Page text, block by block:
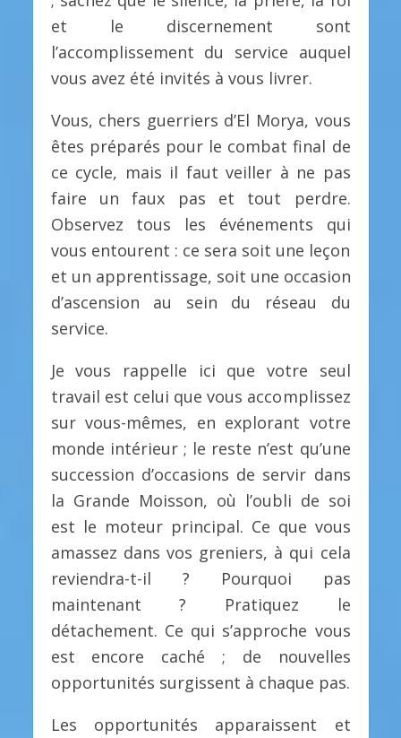
et le discernement sont
l’accomplissement du service auquel
vous avez été invités à vous livrer.
Vous, chers guerriers d’El Morya, vous
êtes préparés pour le combat final de
ce cycle, mais il faut veiller à ne pas
faire un faux pas et tout perdre.
Observez tous les événements qui
vous entourent : ce sera soit une leçon
et un apprentissage, soit une occasion
d’ascension au sein du réseau du
service.
Je vous rappelle ici que votre seul
travail est celui que vous accomplissez
sur vous-mêmes, en explorant votre
monde intérieur ; le reste n’est qu’une
succession d’occasions de servir dans
la Grande Moisson, où l’oubli de soi
est le moteur principal. Ce que vous
amassez dans vos greniers, à qui cela
reviendra-t-il ? Pourquoi pas
maintenant ? Pratiquez le
détachement. Ce qui s’approche vous
est encore caché ; de nouvelles
opportunités surgissent à chaque pas.
Les opportunités apparaissent et